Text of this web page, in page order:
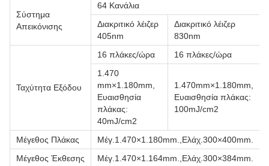
Σύστημα
Απεικόνισης
64 Κανάλια
Διακριτικό λέιζερ
405nm
Διακριτικό λέιζερ
830nm
Ταχύτητα Εξόδου
16 πλάκες/ώρα
16 πλάκες/ώρα
1.470
mm×1.180mm,
Ευαισθησία
πλάκας:
40mJ/cm2
1.470mm×1.180mm,
Ευαισθησία πλάκας:
100mJ/cm2
Μέγεθος Πλάκας
Μέγ.1.470×1.180mm.,Ελάχ.300×400mm.
Μέγεθος Έκθεσης
Μέγ.1.470×1.164mm.,Ελάχ.300×384mm.